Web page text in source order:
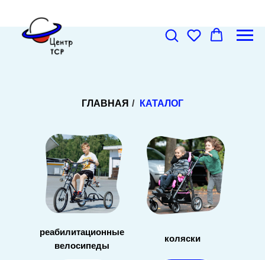
ГЛАВНАЯ / КАТАЛОГ
реабилитационные
велосипеды
коляски